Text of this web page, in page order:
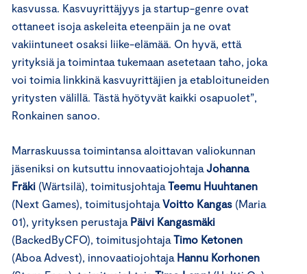
kasvussa. Kasvuyrittäjyys ja startup-genre ovat
ottaneet isoja askeleita eteenpäin ja ne ovat
vakiintuneet osaksi liike-elämää. On hyvä, että
yrityksiä ja toimintaa tukemaan asetetaan taho, joka
voi toimia linkkinä kasvuyrittäjien ja etabloituneiden
yritysten välillä. Tästä hyötyvät kaikki osapuolet”,
Ronkainen sanoo.
Marraskuussa toimintansa aloittavan valiokunnan
jäseniksi on kutsuttu innovaatiojohtaja Johanna
Fräki (Wärtsilä), toimitusjohtaja Teemu Huuhtanen
(Next Games), toimitusjohtaja Voitto Kangas (Maria
01), yrityksen perustaja Päivi Kangasmäki
(BackedByCFO), toimitusjohtaja Timo Ketonen
(Aboa Advest), innovaatiojohtaja Hannu Korhonen